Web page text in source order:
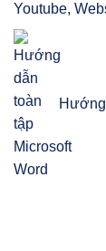
Youtube,